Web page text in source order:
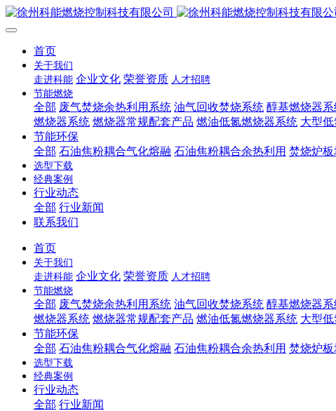
首页
关于我们
走进科能 企业文化 荣誉资质 人才招聘
节能燃烧
全部 废气焚烧余热利用系统 油气回收焚烧系统 醇基燃烧器系
燃烧器系统 燃烧器常规配套产品 燃油低氮燃烧器系统 大型
节能环保
全部 石油焦粉耦合气化熔融 石油焦粉耦合余热利用 焚烧炉板
选型下载
经典案例
行业动态
全部 行业新闻
联系我们
首页
关于我们
走进科能 企业文化 荣誉资质 人才招聘
节能燃烧
全部 废气焚烧余热利用系统 油气回收焚烧系统 醇基燃烧器系
燃烧器系统 燃烧器常规配套产品 燃油低氮燃烧器系统 大型
节能环保
全部 石油焦粉耦合气化熔融 石油焦粉耦合余热利用 焚烧炉板
选型下载
经典案例
行业动态
全部 行业新闻